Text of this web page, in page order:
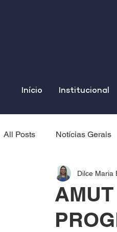
Início Institucional
All Posts Notícias Gerais
Dilce Maria